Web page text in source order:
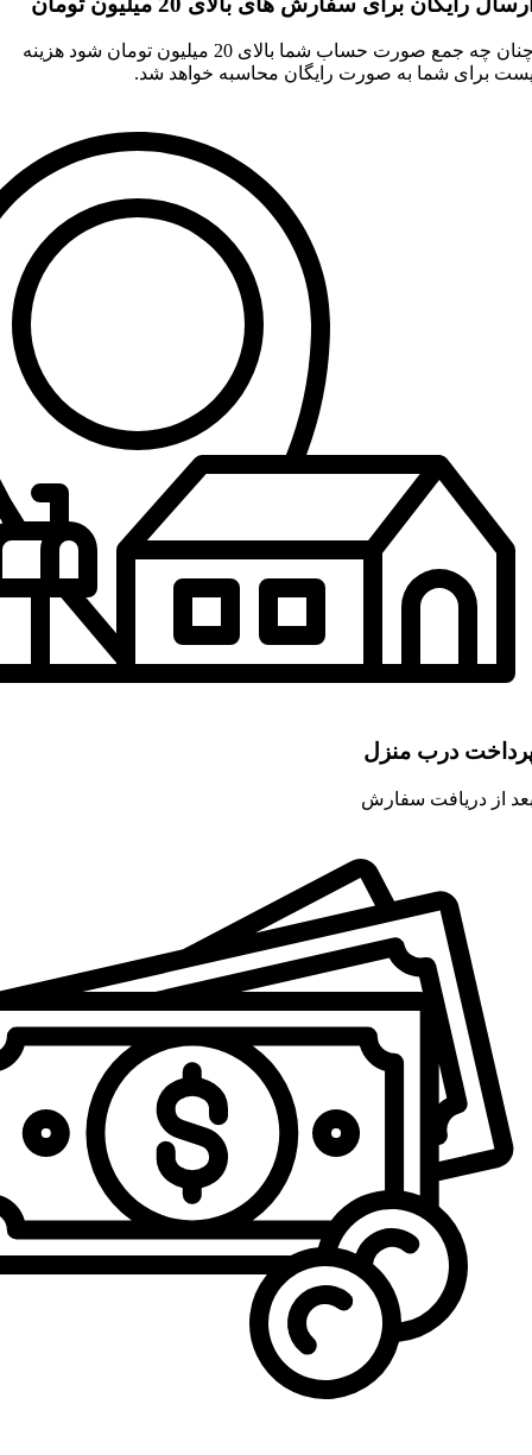
چنان چه جمع صورت حساب شما بالای 20 میلیون تومان شود هزینه
برای شما به صورت رایگان محاسبه خواهد شد.
درب منزل
از دریافت سفارش